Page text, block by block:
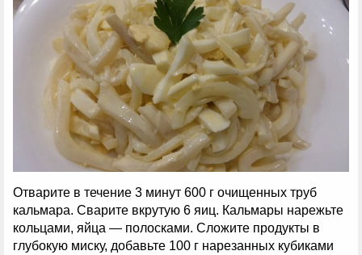
Отварите в течение 3 минут 600 г очищенных труб
кальмара. Сварите вкрутую 6 яиц. Кальмары нарежьте
кольцами, яйца — полосками. Сложите продукты в
глубокую миску, добавьте 100 г нарезанных кубиками